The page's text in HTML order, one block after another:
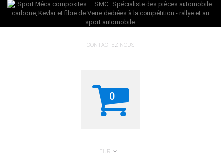
CONTACTEZ-NOUS
0
EUR